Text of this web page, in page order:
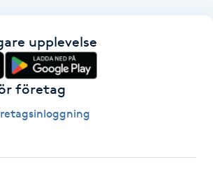
upplevelse
företag